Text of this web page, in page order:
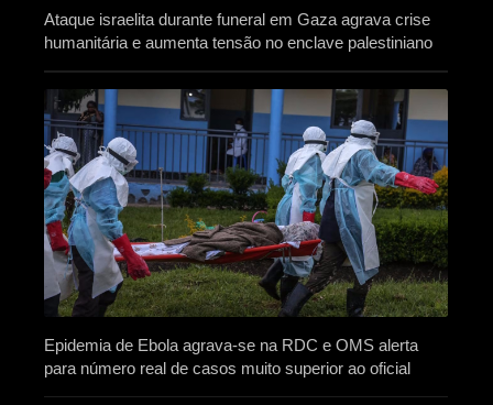
Ataque israelita durante funeral em Gaza agrava crise
humanitária e aumenta tensão no enclave palestiniano
Epidemia de Ebola agrava-se na RDC e OMS alerta
para número real de casos muito superior ao oficial